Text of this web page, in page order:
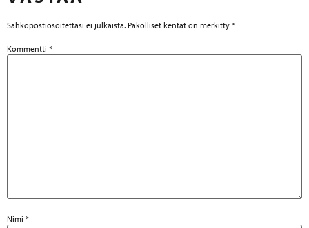
Sähköpostiosoitettasi ei julkaista. Pakolliset kentät on merkitty *
Kommentti *
Nimi *